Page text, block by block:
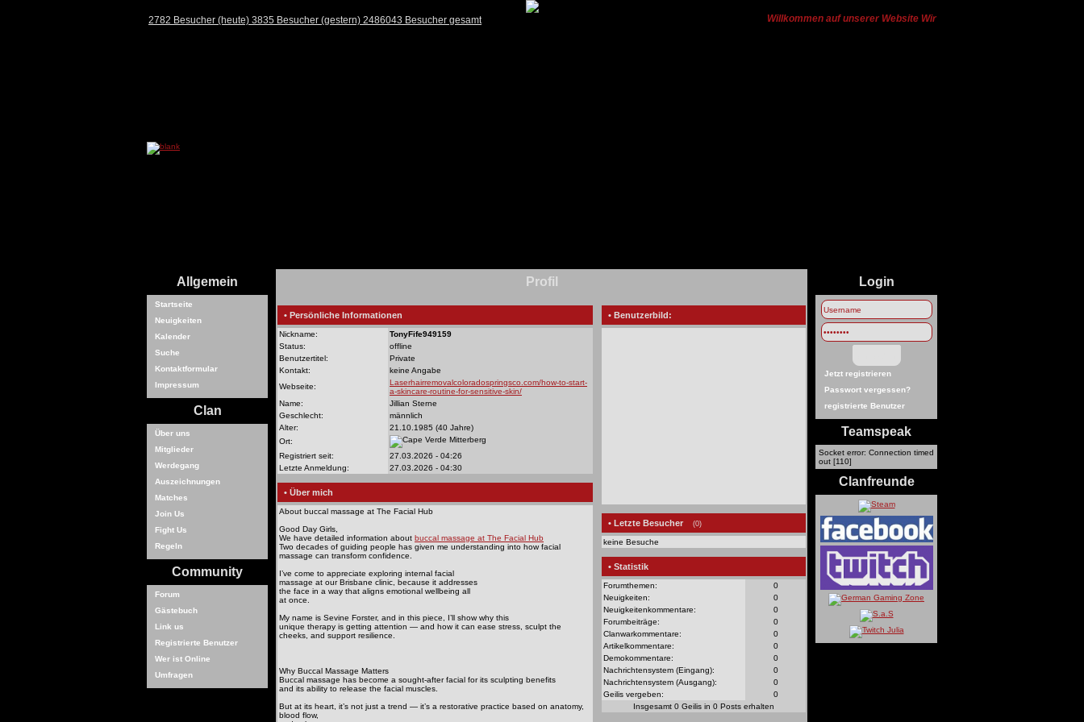
2782 Besucher (heute) 3835 Besucher (gestern) 2486043 Besucher gesamt Willkommen auf unserer Website Wir haben von Ts3 zu Discord
Allgemein
Startseite
Neuigkeiten
Kalender
Suche
Kontaktformular
Impressum
Clan
Über uns
Mitglieder
Werdegang
Auszeichnungen
Matches
Join Us
Fight Us
Regeln
Community
Forum
Gästebuch
Link us
Registrierte Benutzer
Wer ist Online
Umfragen
Profil
• Persönliche Informationen
Nickname:
TonyFife949159
Status:
offline
Benutzertitel:
Private
Kontakt:
keine Angabe
Webseite:
Laserhairremovalcoloradospringsco.com/how-to-start-
a-skincare-routine-for-sensitive-skin/
Name:
Jillian Sterne
Geschlecht:
männlich
Alter:
21.10.1985 (40 Jahre)
Ort:
Mitterberg
Registriert seit:
27.03.2026 - 04:26
Letzte Anmeldung:
27.03.2026 - 04:30
• Über mich
About buccal massage at The Facial Hub
Good Day Girls,
We have detailed information about buccal massage at The Facial Hub
Two decades of guiding people has given me understanding into how facial
massage can transform confidence.
I’ve come to appreciate exploring internal facial
massage at our Brisbane clinic, because it addresses
the face in a way that aligns emotional wellbeing all
at once.
My name is Sevine Forster, and in this piece, I’ll show why this
unique therapy is getting attention — and how it can ease stress, sculpt the
cheeks, and support resilience.
Why Buccal Massage Matters
Buccal massage has become a sought-after facial for its sculpting benefits
and its ability to release the facial muscles.
But at its heart, it’s not just a trend — it’s a restorative practice based on anatomy,
blood flow,
• Benutzerbild:
• Letzte Besucher (0)
keine Besuche
• Statistik
Forumthemen:
0
Neuigkeiten:
0
Neuigkeitenkommentare:
0
Forumbeiträge:
0
Clanwarkommentare:
0
Artikelkommentare:
0
Demokommentare:
0
Nachrichtensystem (Eingang):
0
Nachrichtensystem (Ausgang):
0
Geilis vergeben:
0
Insgesamt 0 Geilis in 0 Posts erhalten
Login
Jetzt registrieren
Passwort vergessen?
registrierte Benutzer
Teamspeak
Socket error: Connection timed
out [110]
Clanfreunde